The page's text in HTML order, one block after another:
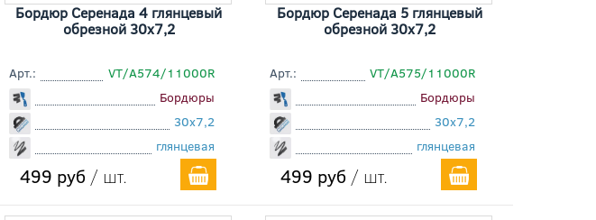
Бордюр Серенада 4 глянцевый
обрезной 30x7,2
Арт.:
VT/A574/11000R
Бордюры
30x7,2
глянцевая
499 руб / шт.
Бордюр Серенада 5 глянцевый
обрезной 30x7,2
Арт.:
VT/A575/11000R
Бордюры
30x7,2
глянцевая
499 руб / шт.